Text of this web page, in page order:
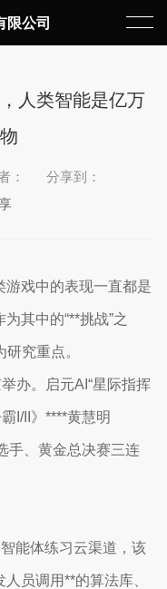
限公司
人类智能是亿万
：
分享到：
游戏中的表现一直都是
其中的“**挑战”之
究重点。
办。启元AI“星际指挥
I/II》****黄慧明
手、黄金总决赛三连
能体练习云渠道，该
员调用**的算法库、